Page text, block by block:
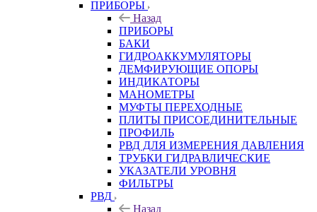
ПРИБОРЫ
Назад
ПРИБОРЫ
БАКИ
ГИДРОАККУМУЛЯТОРЫ
ДЕМФИРУЮЩИЕ ОПОРЫ
ИНДИКАТОРЫ
МАНОМЕТРЫ
МУФТЫ ПЕРЕХОДНЫЕ
ПЛИТЫ ПРИСОЕДИНИТЕЛЬНЫЕ
ПРОФИЛЬ
РВД ДЛЯ ИЗМЕРЕНИЯ ДАВЛЕНИЯ
ТРУБКИ ГИДРАВЛИЧЕСКИЕ
УКАЗАТЕЛИ УРОВНЯ
ФИЛЬТРЫ
РВД
Назад